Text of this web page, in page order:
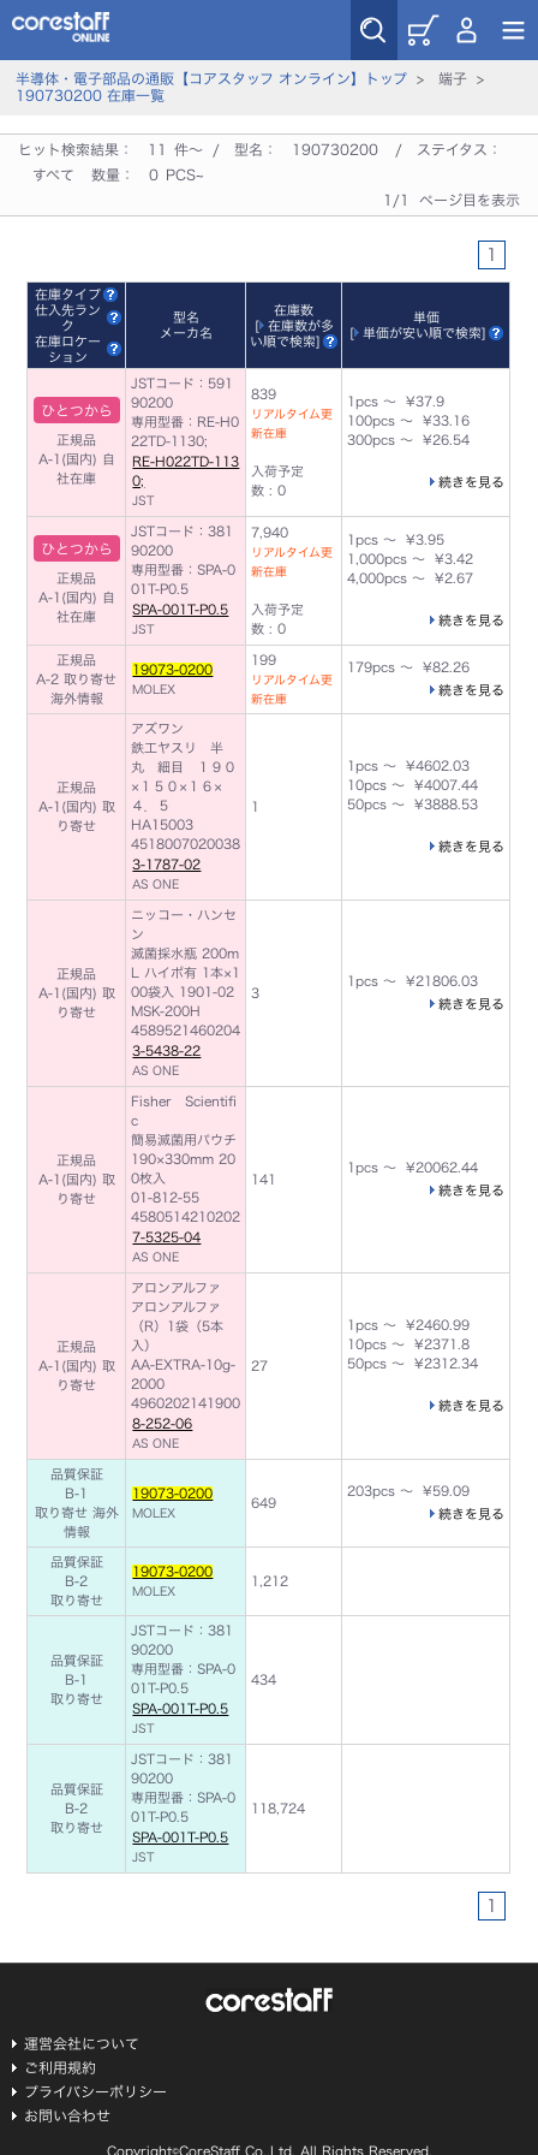
半導体・電子部品の通販【コアスタッフ オンライン】トップ> 端子 >
190730200 在庫一覧
ヒット検索結果： 11 件～ / 型名： 190730200
/ ステイタス：
すべて
数量： 0 PCS~
1/1 ページ目を表示
1
在庫タイプ
仕入先ラン
ク
在庫ロケー
ション
型名
メーカ名
在庫数
[
在庫数が多
い順で検索]
単価
[
単価が安い順で検索]
ひとつから
正規品
A-1(国内)
自
社在庫
JSTコード：591
90200
専用型番：RE-H0
22TD-1130;
RE-H022TD-113
0;
JST
839
リアルタイム更
新在庫
入荷予定
数 : 0
1pcs ～ ¥37.9
100pcs ～ ¥33.16
300pcs ～ ¥26.54
続きを見る
ひとつから
正規品
A-1(国内)
自
社在庫
JSTコード：381
90200
専用型番：SPA-0
01T-P0.5
SPA-001T-P0.5
JST
7,940
リアルタイム更
新在庫
入荷予定
数 : 0
1pcs ～ ¥3.95
1,000pcs ～ ¥3.42
4,000pcs ～ ¥2.67
続きを見る
正規品
A-2 取り寄せ
海外情報
19073-0200
MOLEX
199
リアルタイム更
新在庫
179pcs ～ ¥82.26
続きを見る
正規品
A-1(国内) 取
り寄せ
アズワン
鉄工ヤスリ 半
丸 細目 １９０
×１５０×１６×
４．５
HA15003
4518007020038
3-1787-02
AS ONE
1
1pcs ～ ¥4602.03
10pcs ～ ¥4007.44
50pcs ～ ¥3888.53
続きを見る
正規品
A-1(国内) 取
り寄せ
ニッコー・ハンセ
ン
滅菌採水瓶 200m
L ハイポ有 1本×1
00袋入 1901-02
MSK-200H
4589521460204
3-5438-22
AS ONE
3
1pcs ～ ¥21806.03
続きを見る
正規品
A-1(国内) 取
り寄せ
Fisher Scientifi
c
簡易滅菌用パウチ
190×330mm 20
0枚入
01-812-55
4580514210202
7-5325-04
AS ONE
141
1pcs ～ ¥20062.44
続きを見る
正規品
A-1(国内) 取
り寄せ
アロンアルファ
アロンアルファ
（R）1袋（5本
入）
AA-EXTRA-10g-
2000
4960202141900
8-252-06
AS ONE
27
1pcs ～ ¥2460.99
10pcs ～ ¥2371.8
50pcs ～ ¥2312.34
続きを見る
品質保証
B-1
取り寄せ 海外
情報
19073-0200
MOLEX
649
203pcs ～ ¥59.09
続きを見る
品質保証
B-2
取り寄せ
19073-0200
MOLEX
1,212
品質保証
B-1
取り寄せ
JSTコード：381
90200
専用型番：SPA-0
01T-P0.5
SPA-001T-P0.5
JST
434
品質保証
B-2
取り寄せ
JSTコード：381
90200
専用型番：SPA-0
01T-P0.5
SPA-001T-P0.5
JST
118,724
1
運営会社について
ご利用規約
プライバシーポリシー
お問い合わせ
Copyright©CoreStaff Co.,Ltd. All Rights Reserved.